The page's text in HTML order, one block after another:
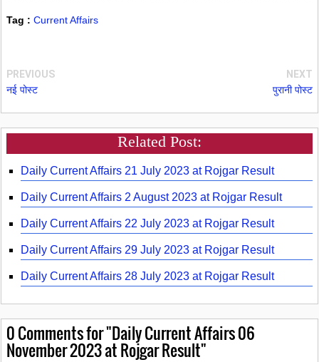
Tag : Current Affairs
PREVIOUS
नई पोस्ट
NEXT
पुरानी पोस्ट
Related Post:
Daily Current Affairs 21 July 2023 at Rojgar Result
Daily Current Affairs 2 August 2023 at Rojgar Result
Daily Current Affairs 22 July 2023 at Rojgar Result
Daily Current Affairs 29 July 2023 at Rojgar Result
Daily Current Affairs 28 July 2023 at Rojgar Result
0Comments for "Daily Current Affairs 06
November 2023 at Rojgar Result"